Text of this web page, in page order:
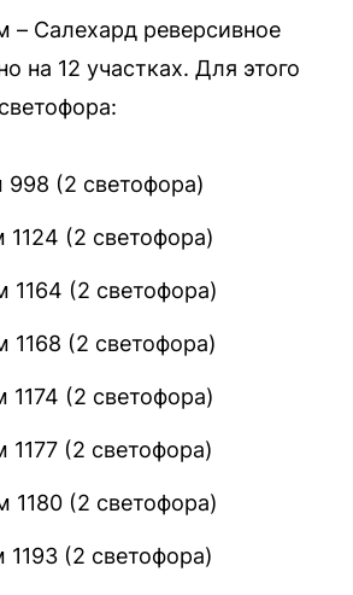
– Салехард реверсивное
на 12 участках. Для этого
(2 светофора)
(2 светофора)
1164 (2 светофора)
1168 (2 светофора)
(2 светофора)
(2 светофора)
1180 (2 светофора)
(2 светофора)